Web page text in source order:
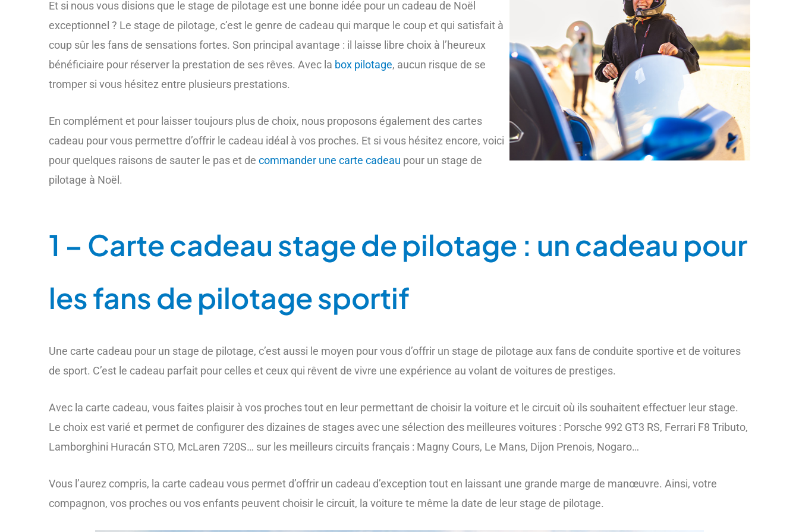
Et si nous vous disions que le stage de pilotage est une bonne idée pour un cadeau de Noël
exceptionnel ? Le stage de pilotage, c’est le genre de cadeau qui marque le coup et qui satisfait à
coup sûr les fans de sensations fortes. Son principal avantage : il laisse libre choix à l’heureux
bénéficiaire pour réserver la prestation de ses rêves. Avec la box pilotage, aucun risque de se
tromper si vous hésitez entre plusieurs prestations.
En complément et pour laisser toujours plus de choix, nous proposons également des cartes
cadeau pour vous permettre d’offrir le cadeau idéal à vos proches. Et si vous hésitez encore, voici
pour quelques raisons de sauter le pas et de commander une carte cadeau pour un stage de
pilotage à Noël.
1 – Carte cadeau stage de pilotage : un cadeau pour
les fans de pilotage sportif
Une carte cadeau pour un stage de pilotage, c’est aussi le moyen pour vous d’offrir un stage de pilotage aux fans de conduite sportive et de voitures
de sport. C’est le cadeau parfait pour celles et ceux qui rêvent de vivre une expérience au volant de voitures de prestiges.
Avec la carte cadeau, vous faites plaisir à vos proches tout en leur permettant de choisir la voiture et le circuit où ils souhaitent effectuer leur stage.
Le choix est varié et permet de configurer des dizaines de stages avec une sélection des meilleures voitures : Porsche 992 GT3 RS, Ferrari F8 Tributo,
Lamborghini Huracán STO, McLaren 720S… sur les meilleurs circuits français : Magny Cours, Le Mans, Dijon Prenois, Nogaro…
Vous l’aurez compris, la carte cadeau vous permet d’offrir un cadeau d’exception tout en laissant une grande marge de manœuvre. Ainsi, votre
compagnon, vos proches ou vos enfants peuvent choisir le circuit, la voiture te même la date de leur stage de pilotage.